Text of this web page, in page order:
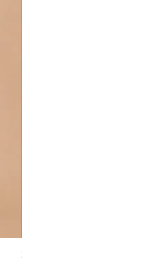
Silva V Yaka Bağlamalı Yelek